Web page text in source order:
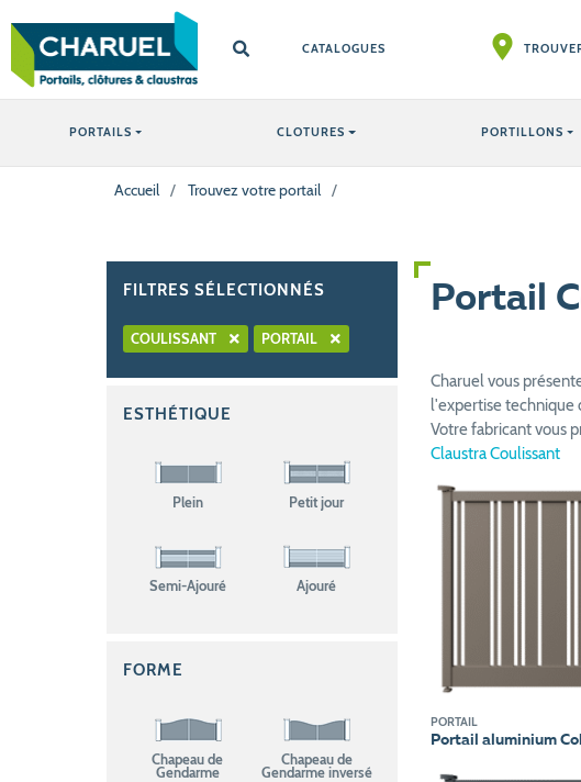
CATALOGUES
PORTAILS CLOTURES PORTILLONS
Accueil / Trouvez votre portail /
FILTRES SÉLECTIONNÉS
COULISSANT PORTAIL
ESTHÉTIQUE
Plein Petit jour
Semi-Ajouré Ajouré
FORME
Chapeau de
Gendarme
Chapeau de
Gendarme inversé
Portail
Charuel vous
l'expertise technique
Votre fabricant vous
Claustra Coulissant
PORTAIL
Portail aluminium